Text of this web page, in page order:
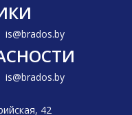
is@brados.by
is@brados.by
42